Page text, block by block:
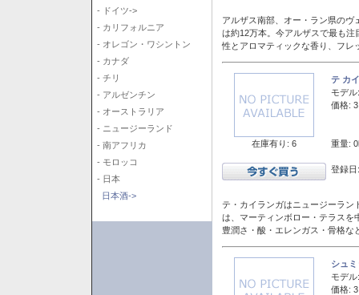
- ドイツ->
- カリフォルニア
- オレゴン・ワシントン
- カナダ
- チリ
- アルゼンチン
- オーストラリア
- ニュージーランド
- 南アフリカ
- モロッコ
- 日本
日本酒->
アルザス南部、オー・ラン県の
は約12万本。今アルザスで最も
性とアロマティックな香り、フレ
在庫有り: 6
テ カ
モデル:
価格:
重量:
登録
テ・カイランガはニュージーラン
は、マーティンボロー・テラスを
豊潤さ・酸・エレンガス・骨格
シュ
モデル:
価格: